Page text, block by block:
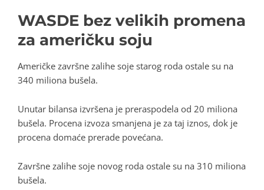
WASDE bez velikih promena
za američku soju
Američke završne zalihe soje starog roda ostale su na
340 miliona bušela.
Unutar bilansa izvršena je preraspodela od 20 miliona
bušela. Procena izvoza smanjena je za taj iznos, dok je
procena domaće prerade povećana.
Završne zalihe soje novog roda ostale su na 310 miliona
bušela.